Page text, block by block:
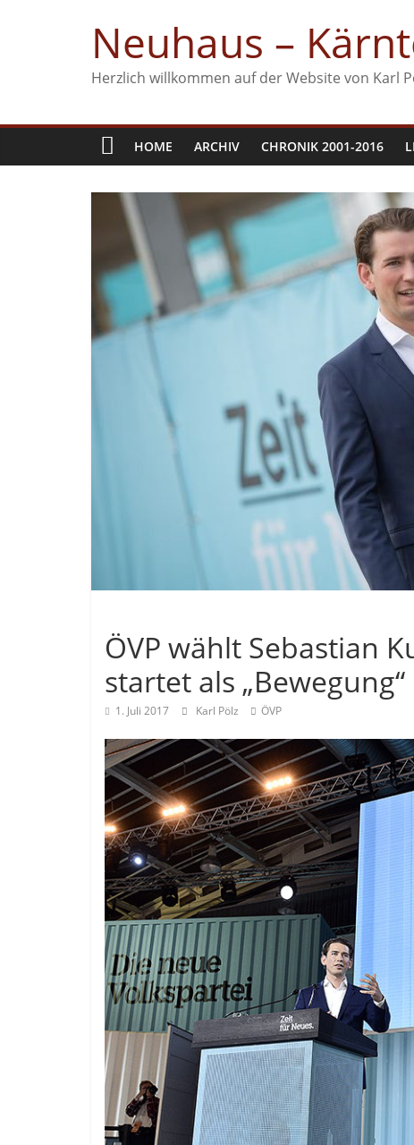
Neuhaus –
Herzlich willkommen auf der Website von Karl
HOME ARCHIV CHRONIK 2001-2016
ÖVP wählt Sebastian
startet als „Bewegung“
1. Juli 2017 Karl Pölz ÖVP